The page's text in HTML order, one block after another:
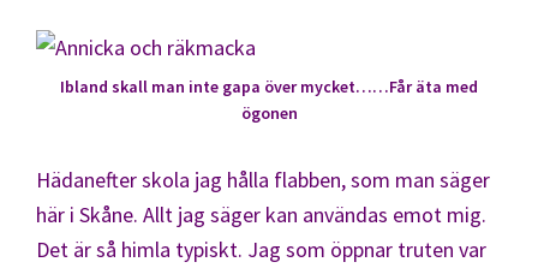
Ibland skall man inte gapa över mycket……Får äta med
ögonen
Hädanefter skola jag hålla flabben, som man säger
här i Skåne. Allt jag säger kan användas emot mig.
Det är så himla typiskt. Jag som öppnar truten var